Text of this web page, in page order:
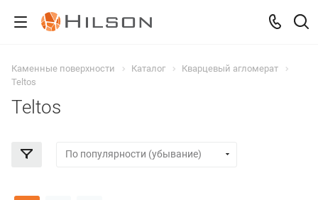
Каменные поверхности Каталог
Кварцевый агломерат
Teltos
Teltos